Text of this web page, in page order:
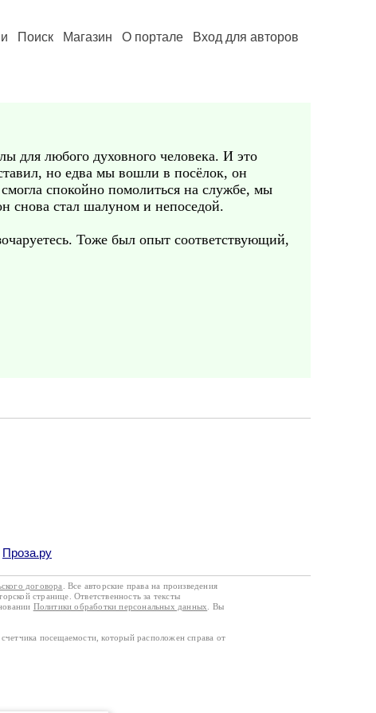
Поиск Магазин О портале Вход для авторов
для любого духовного человека. И это
но едва мы вошли в посёлок, он
спокойно помолиться на службе, мы
снова стал шалуном и непоседой.
Тоже был опыт соответствующий,
Проза.ру
договора
. Все авторские права на произведения
странице. Ответственность за тексты
Политики обработки персональных данных
. Вы
посещаемости, который расположен справа от